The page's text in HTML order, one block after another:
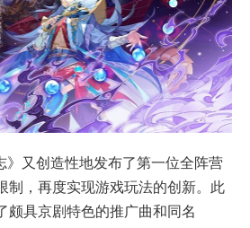
》又创造性地发布了第一位全阵营
制，再度实现游戏玩法的创新。此
颇具京剧特色的推广曲和同名